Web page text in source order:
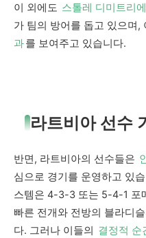
이 외에도 스톨레 디미트리
가 팀의 방어를 돕고 있으며,
과를 보여주고 있습니다.
라트비아 선수
반면, 라트비아의 선수들은
심으로 경기를 운영하고 있
스템은 4-3-3 또는 5-4-1 포
빠른 전개와 전방의 블라디
다. 그러나 이들의 결정적 순